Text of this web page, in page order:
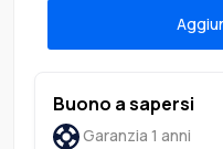
Buono a sapersi
Garanzia 1 anni